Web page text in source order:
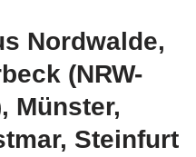
Nordwalde,
(NRW-
Münster,
Steinfurt